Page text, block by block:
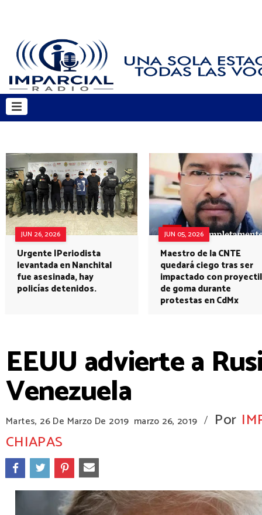
JUN 26, 2026
Urgente |Periodista
levantada en Nanchital
fue asesinada, hay
policías detenidos.
JUN 05, 2026
Maestro de la CNTE
quedará ciego tras ser
impactado con proyectil
de goma durante
protestas en CdMx
EEUU advierte a
Venezuela
Martes, 26 De Marzo De 2019 marzo 26, 2019 / Por
CHIAPAS